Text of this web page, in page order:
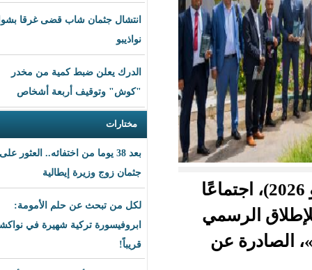
انتشال جثمان شاب قضى غرقا بشواطئ
نواذيبو
الدرك يعلن ضبط كمية من مخدر
"كوش" وتوقيف أربعة أشخاص
مختارات
بعد 38 يوما من اختفائه.. العثور على
جثمان زوج وزيرة إيطالية
لكل من تبحث عن حلم الأمومة:
ابروفيسورة تركية شهيرة في نواكشوط
قريباً!
12 مايو 2026)، اجتماعًا